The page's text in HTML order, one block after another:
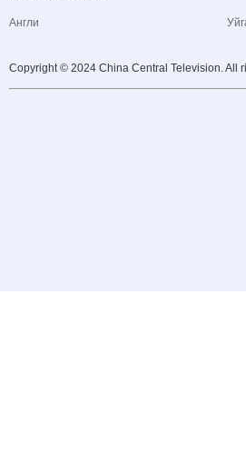
Англи
Copyright © 2024 China Central Television. All